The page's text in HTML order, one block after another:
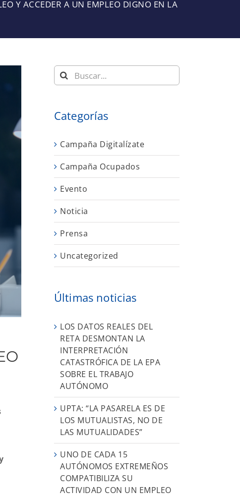
Y ACCEDER A UN EMPLEO DIGNO EN LA
Buscar:
Categorías
Campaña Digitalízate
Campaña Ocupados
Evento
Noticia
Prensa
Uncategorized
Últimas noticias
LOS DATOS REALES DEL
RETA DESMONTAN LA
INTERPRETACIÓN
CATASTRÓFICA DE LA EPA
SOBRE EL TRABAJO
AUTÓNOMO
UPTA: “LA PASARELA ES DE
LOS MUTUALISTAS, NO DE
LAS MUTUALIDADES”
UNO DE CADA 15
AUTÓNOMOS EXTREMEÑOS
COMPATIBILIZA SU
ACTIVIDAD CON UN EMPLEO